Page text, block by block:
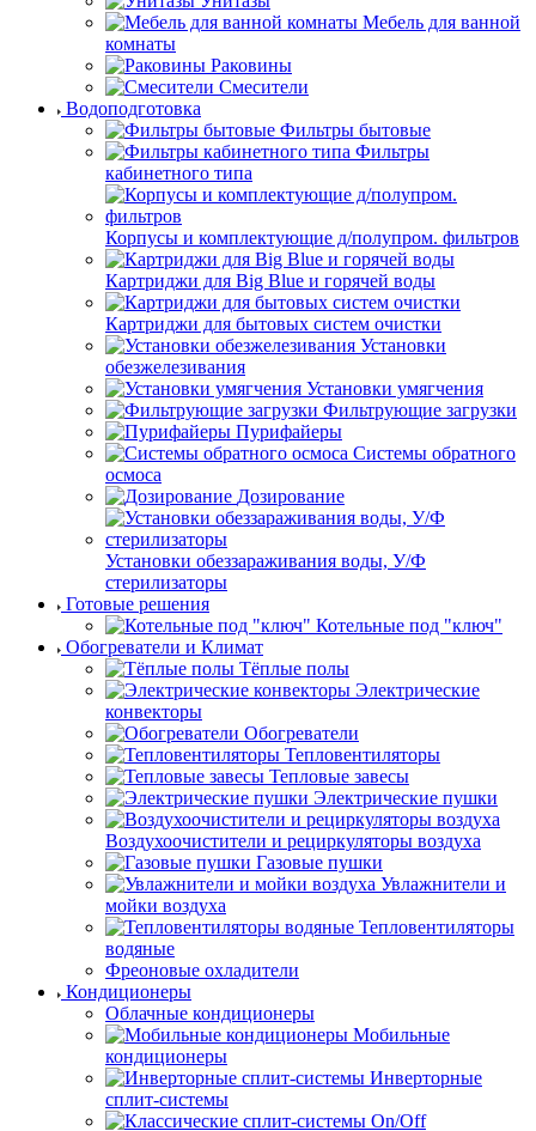
Мебель для ванной
комнаты
Раковины
Смесители
Водоподготовка
Фильтры бытовые
Фильтры
кабинетного типа
Корпусы и комплектующие д/полупром. фильтров
Картриджи для Big Blue и горячей воды
Картриджи для бытовых систем очистки
Установки
обезжелезивания
Установки умягчения
Фильтрующие загрузки
Пурифайеры
Системы обратного
осмоса
Дозирование
Установки обеззараживания воды, У/Ф
стерилизаторы
Готовые решения
Котельные под "ключ"
Обогреватели и Климат
Тёплые полы
Электрические
конвекторы
Обогреватели
Тепловентиляторы
Тепловые завесы
Электрические пушки
Воздухоочистители и рециркуляторы воздуха
Газовые пушки
Увлажнители и
мойки воздуха
Тепловентиляторы
водяные
Фреоновые охладители
Кондиционеры
Облачные кондиционеры
Мобильные
кондиционеры
Инверторные
сплит-системы